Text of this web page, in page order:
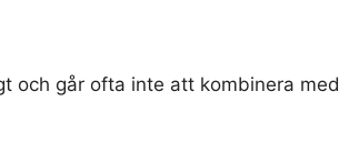
och går ofta inte att kombinera med